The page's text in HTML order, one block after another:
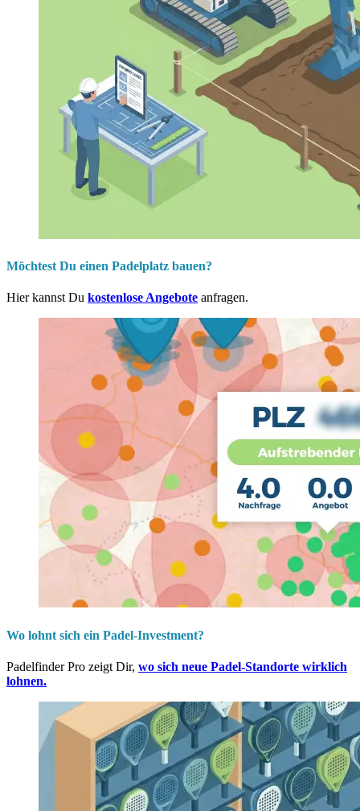
Möchtest Du einen Padelplatz bauen?
Hier kannst Du kostenlose Angebote anfragen.
Wo lohnt sich ein Padel-Investment?
Padelfinder Pro zeigt Dir, wo sich neue Padel-Standorte wirklich
lohnen.